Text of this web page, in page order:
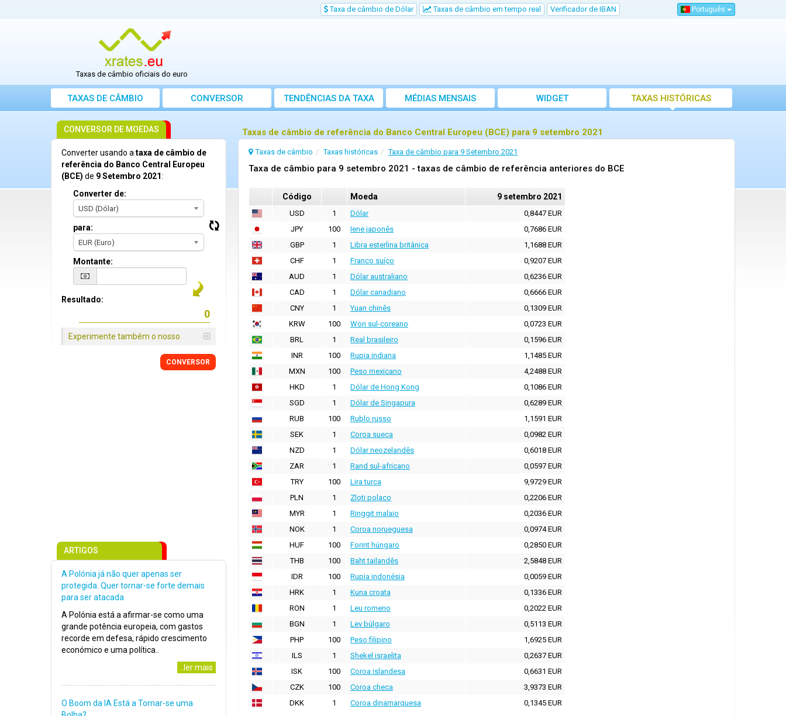
Taxa de câmbio de Dólar Taxas de câmbio em tempo real Verificador de IBAN Português
Taxas de câmbio oficiais do euro
TAXAS DE CÂMBIO CONVERSOR TENDÊNCIAS DA TAXA MÉDIAS MENSAIS WIDGET TAXAS HISTÓRICAS
Taxas de câmbio de referência do Banco Central Europeu (BCE) para 9 setembro 2021
Taxas de câmbio Taxas históricas Taxa de câmbio para 9 Setembro 2021
Taxa de câmbio para 9 setembro 2021 - taxas de câmbio de referência anteriores do BCE
Código Moeda 9 setembro 2021
USD 1 Dólar
0,8447 EUR
JPY
100 Iene japonês
0,7686 EUR
GBP
1 Libra esterlina britânica
1,1688 EUR
CHF
1 Franco suíço
0,9207 EUR
AUD
1 Dólar australiano
0,6236 EUR
CAD
1 Dólar canadiano
0,6666 EUR
CNY
1 Yuan chinês
0,1309 EUR
KRW
100 Won sul-coreano
0,0723 EUR
BRL
1 Real brasileiro
0,1596 EUR
INR
100 Rupia indiana
1,1485 EUR
MXN
100 Peso mexicano
4,2488 EUR
HKD
1 Dólar de Hong Kong
0,1086 EUR
SGD
1 Dólar de Singapura
0,6289 EUR
RUB
100 Rublo russo
1,1591 EUR
SEK
1 Coroa sueca
0,0982 EUR
NZD
1 Dólar neozelandês
0,6018 EUR
ZAR
1 Rand sul-africano
0,0597 EUR
TRY
100 Lira turca
9,9729 EUR
PLN
1 Zloti polaco
0,2206 EUR
MYR
1 Ringgit malaio
0,2036 EUR
NOK
1 Coroa norueguesa
0,0974 EUR
HUF
100 Forint húngaro
0,2850 EUR
THB
100 Baht tailandês
2,5848 EUR
IDR
100 Rupia indonésia
0,0059 EUR
HRK
1 Kuna croata
0,1336 EUR
RON
1 Leu romeno
0,2022 EUR
BGN
1 Lev búlgaro
0,5113 EUR
PHP
100 Peso filipino
1,6925 EUR
ILS
1 Shekel israelita
0,2637 EUR
ISK
100 Coroa islandesa
0,6631 EUR
CZK
100 Coroa checa
3,9373 EUR
DKK
1 Coroa dinamarquesa 0,1345 EUR
CONVERSOR DE MOEDAS
Converter usando ataxa de câmbio de
referência do Banco Central Europeu
(BCE) de 9 Setembro 2021:
Converter de:
USD (Dólar)
para:
EUR (Euro)
Montante:
Resultado:
Experimente também o nosso
CONVERSOR
ARTIGOS
A Polónia já não quer apenas ser
protegida. Quer tornar-se forte demais
para ser atacada
A Polónia está a afirmar-se como uma
grande potência europeia, com gastos
recorde em defesa, rápido crescimento
económico e uma política..
..ler mais
O Boom da IA Está a Tornar-se uma